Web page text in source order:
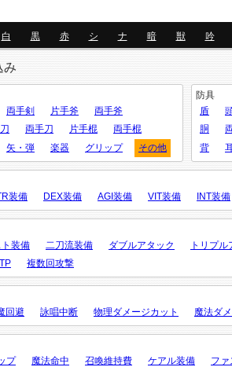
白 黒 赤 シ ナ 暗 獣 吟
み
両手剣 片手斧
両手斧
両手刀 片手棍
両手棍
矢・弾 楽器 グリップ その他
防具
盾
胴
背
装備 DEX装備 AGI装備 VIT装備 INT装備
装備 二刀流装備 ダブルアタック
トリプル
複数回攻撃
回避 詠唱中断 物理ダメージカット 魔法ダ
プ 魔法命中 召喚維持費 ケアル装備
フ